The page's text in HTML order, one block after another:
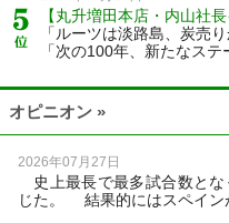
【丸升増田本店・内山社
「ルーツは淡路島、炭売
「次の100年、新たなステ
オピニオン »
2026年07月27日
史上最長で最多試合数とな
じた。 結果的にはスペイン